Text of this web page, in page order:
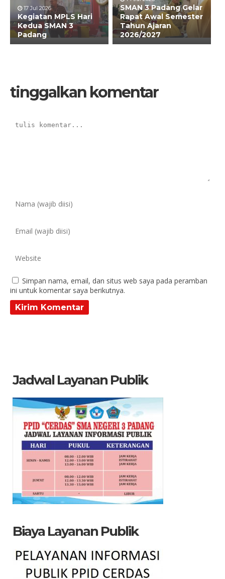
17 Jul 2026
Kegiatan MPLS Hari
Kedua SMAN 3
Padang
SMAN 3 Padang Gelar
Rapat Awal Semester
Tahun Ajaran
2026/2027
tinggalkan komentar
Simpan nama, email, dan situs web saya pada peramban
ini untuk komentar saya berikutnya.
Jadwal Layanan Publik
Biaya Layanan Publik